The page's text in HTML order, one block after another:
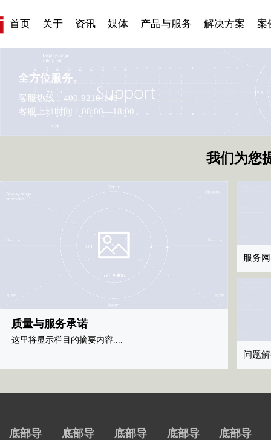
首页 关于
资讯
媒体
产品与服务 解决方案
案
全方位服务。
客服热线：400-9210-146
客服上班时间：08:00—18:00
我们为您
质量与服务承诺
这里将显示栏目的摘要内容.... 这里将
服务
问题
底部导
底部导
底部导
底部导
底部导